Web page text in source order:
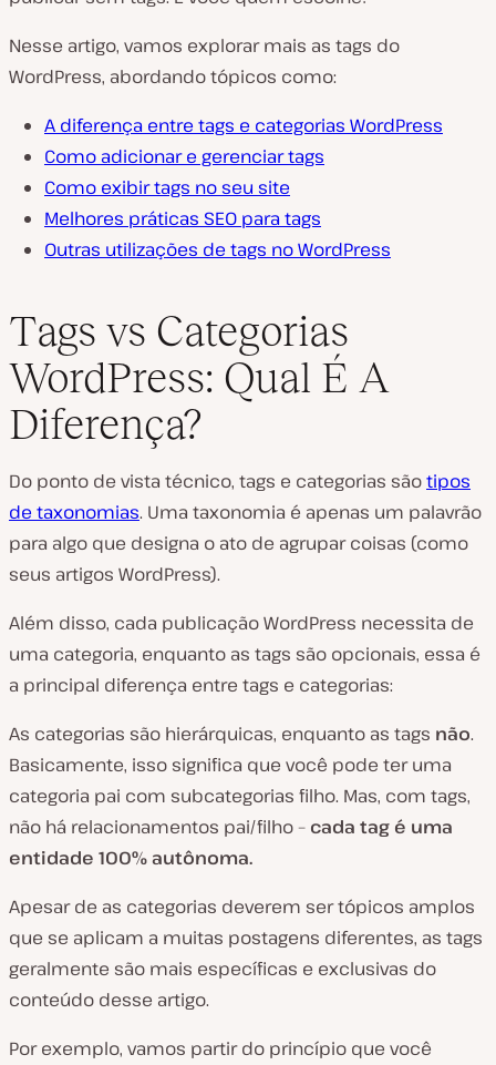
Nesse artigo, vamos explorar mais as tags do
WordPress, abordando tópicos como:
A diferença entre tags e categorias WordPress
Como adicionar e gerenciar tags
Como exibir tags no seu site
Melhores práticas SEO para tags
Outras utilizações de tags no WordPress
Tags vs Categorias
WordPress: Qual É A
Diferença?
Do ponto de vista técnico, tags e categorias sãotipos
de taxonomias. Uma taxonomia é apenas um palavrão
para algo que designa o ato de agrupar coisas (como
seus artigos WordPress).
Além disso, cada publicação WordPress necessita de
uma categoria, enquanto as tags são opcionais, essa é
a principal diferença entre tags e categorias:
As categorias são hierárquicas, enquanto as tags não.
Basicamente, isso significa que você pode ter uma
categoria pai com subcategorias filho. Mas, com tags,
não há relacionamentos pai/filho – cada tag é uma
entidade 100% autônoma.
Apesar de as categorias deverem ser tópicos amplos
que se aplicam a muitas postagens diferentes, as tags
geralmente são mais específicas e exclusivas do
conteúdo desse artigo.
Por exemplo, vamos partir do princípio que você